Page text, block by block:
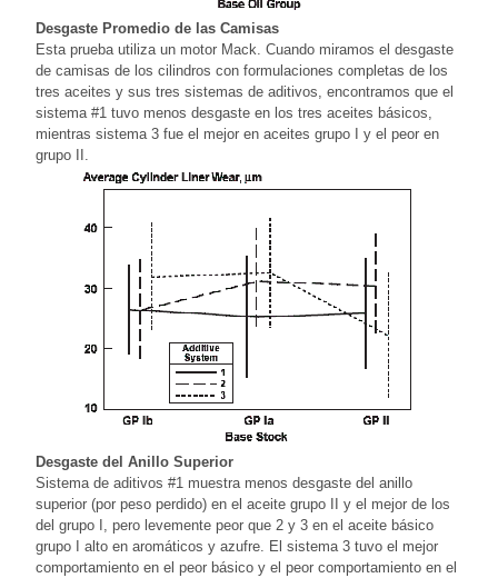
Desgaste Promedio de las Camisas
Esta prueba utiliza un motor Mack. Cuando miramos el desgaste
de camisas de los cilindros con formulaciones completas de los
tres aceites y sus tres sistemas de aditivos, encontramos que el
sistema #1 tuvo menos desgaste en los tres aceites básicos,
mientras sistema 3 fue el mejor en aceites grupo I y el peor en
grupo II.
Desgaste del Anillo Superior
Sistema de aditivos #1 muestra menos desgaste del anillo
superior (por peso perdido) en el aceite grupo II y el mejor de los
del grupo I, pero levemente peor que 2 y 3 en el aceite básico
grupo I alto en aromáticos y azufre. El sistema 3 tuvo el mejor
comportamiento en el peor básico y el peor comportamiento en el